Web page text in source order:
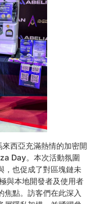
西亞充滿熱情的加密開
Day。本次活動氛圍
，也促成了對區塊鏈未
與本地開發者及使用者
焦點。訪客們在此深入